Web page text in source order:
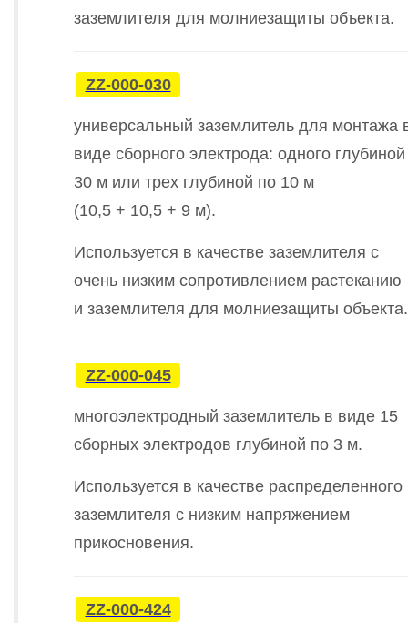
заземлителя для молниезащиты объекта.
ZZ-000-030
универсальный заземлитель для монтажа
виде сборного электрода: одного глубиной
30 м или трех глубиной по 10 м
(10,5 + 10,5 + 9 м).
Используется в качестве заземлителя с
очень низким сопротивлением растеканию
и заземлителя для молниезащиты объекта.
ZZ-000-045
многоэлектродный заземлитель в виде 15
сборных электродов глубиной по 3 м.
Используется в качестве распределенного
заземлителя с низким напряжением
прикосновения.
ZZ-000-424